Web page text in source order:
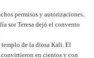
permisos y autorizaciones.
sor Teresa dejó el convento
templo de la diosa Kali. El
en cientos y con